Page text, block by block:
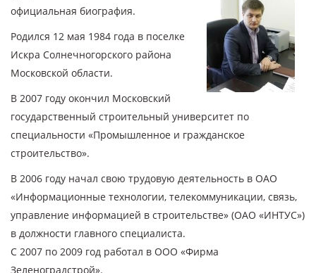
официальная биография.
Родился 12 мая 1984 года в поселке
Искра Солнечногорского района
Московской области.
В 2007 году окончил Московский
государственный строительный университет по
специальности «Промышленное и гражданское
строительство».
В 2006 году начал свою трудовую деятельность в ОАО
«Информационные технологии, телекоммуникации, связь,
управление информацией в строительстве» (ОАО «ИНТУС»)
в должности главного специалиста.
С 2007 по 2009 год работал в ООО «Фирма
Зеленоградстрой».